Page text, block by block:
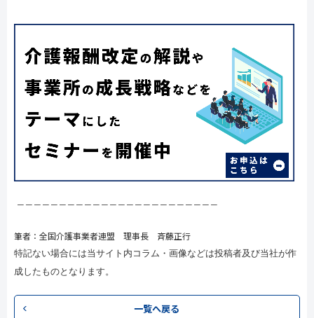
－－－－－－－－－－－－－－－－－－－－－－－－
筆者：全国介護事業者連盟 理事長 斉藤正行
特記ない場合には当サイト内コラム・画像などは投稿者及び当社が作
成したものとなります。
一覧へ戻る